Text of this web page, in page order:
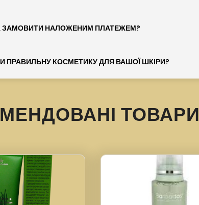
НАЛОЖЕНИМ ПЛАТЕЖЕМ?
ПРАВИЛЬНУ КОСМЕТИКУ ДЛЯ ВАШОЇ ШКІРИ?
ТОВАРИ